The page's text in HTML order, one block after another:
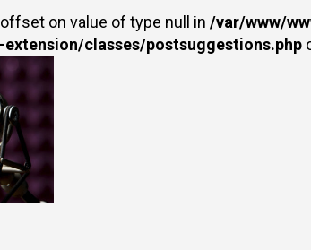
on value of type null in /var/www/
classes/postsuggestions.php